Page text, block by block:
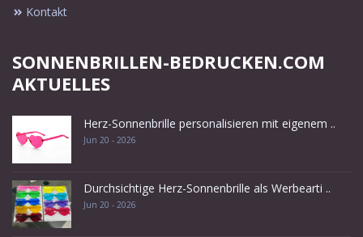
Kontakt
SONNENBRILLEN-BEDRUCKEN.COM
AKTUELLES
Herz-Sonnenbrille personalisieren mit eigenem ..
Jun 20 - 2026
Durchsichtige Herz-Sonnenbrille als Werbearti ..
Jun 20 - 2026